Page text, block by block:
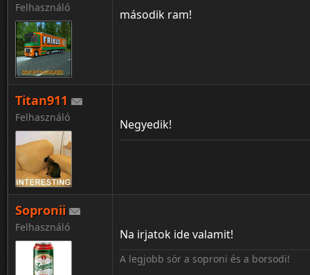
Felhasználó második ram!
Titan911
Felhasználó Negyedik!
Sopronii
Felhasználó Na irjatok ide valamit!
A legjobb sör a soproni és a borsodi!